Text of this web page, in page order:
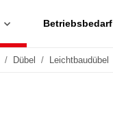
Betriebsbedarf
Dübel Leichtbaudübel